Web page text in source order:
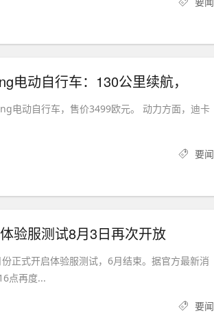
电动自行车：130公里续航，
电动自行车，售价3499欧元。 动力方面，迪卡
要闻
验服测试8月3日再次开放
正式开启体验服测试，6月结束。据官方最新消
点再度...
要闻